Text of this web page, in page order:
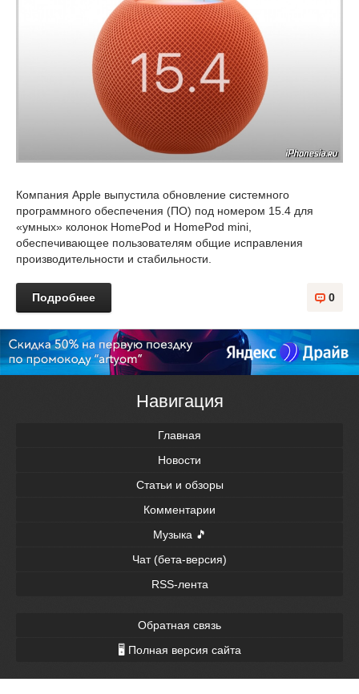
Компания Apple выпустила обновление системного
программного обеспечения (ПО) под номером 15.4 для
«умных» колонок HomePod и HomePod mini,
обеспечивающее пользователям общие исправления
производительности и стабильности.
Подробнее 0
Навигация
Главная
Новости
Статьи и обзоры
Комментарии
Музыка 🎵
Чат (бета-версия)
RSS-лента
Обратная связь
🖥 Полная версия сайта